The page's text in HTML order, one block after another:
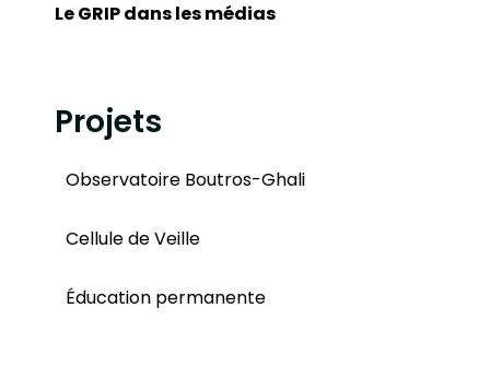
Le GRIP dans les médias
Projets
Observatoire Boutros-Ghali
Cellule de Veille
Éducation permanente